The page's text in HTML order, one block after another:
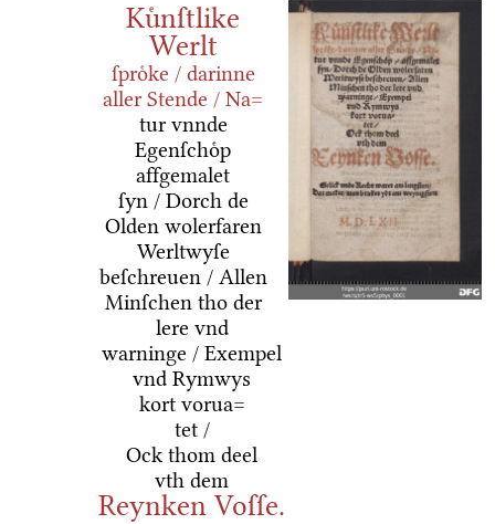
Kuͤnſtlike
Werlt
ſproͤke / darinne
aller Stende / Na=
tur vnnde
Egenſchoͤp
affgemalet
ſyn / Dorch de
Olden wolerfaren
Werltwyſe
beſchreuen / Allen
Minſchen tho der
lere vnd
warninge / Exempel
vnd Rymwys
kort vorua=
tet /
Ock thom deel
vth dem
Reynken Voſſe.